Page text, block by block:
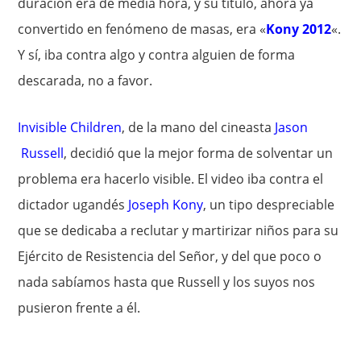
convertido en fenómeno de masas, era «Kony 2012«.
Y sí, iba contra algo y contra alguien de forma
descarada, no a favor.
Invisible Children, de la mano del cineasta Jason
Russell, decidió que la mejor forma de solventar un
problema era hacerlo visible. El video iba contra el
dictador ugandés Joseph Kony, un tipo despreciable
que se dedicaba a reclutar y martirizar niños para su
Ejército de Resistencia del Señor, y del que poco o
nada sabíamos hasta que Russell y los suyos nos
pusieron frente a él.